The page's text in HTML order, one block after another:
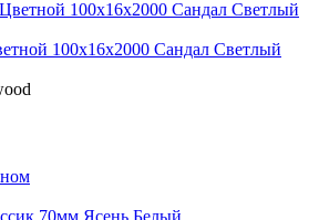
100x16х2000 Сандал Светлый